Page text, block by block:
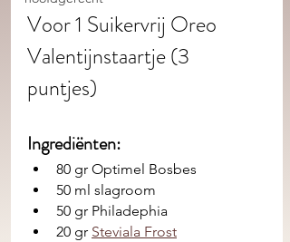
Voor 1 Suikervrij Oreo
Valentijnstaartje (3
puntjes)
Ingrediënten:
80 gr Optimel Bosbes
50 ml slagroom
50 gr Philadephia
20 gr Steviala Frost